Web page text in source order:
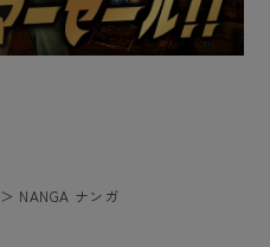
＞ NANGA ナンガ